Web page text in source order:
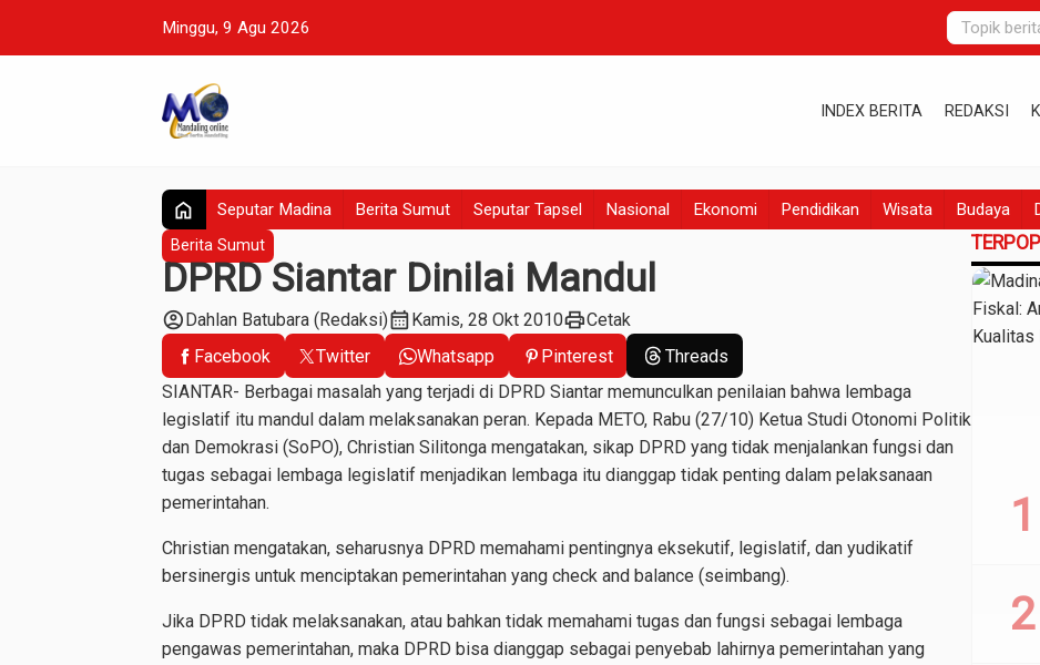
Minggu, 9 Agu 2026
INDEX BERITA REDAKSI
home Seputar Madina Berita Sumut Seputar Tapsel Nasional Ekonomi Pendidikan Wisata Budaya
Berita Sumut
DPRD Siantar Dinilai Mandul
account_circleDahlan Batubara (Redaksi)calendar_monthKamis, 28 Okt 2010printCetak
Facebook
Twitter Whatsapp Pinterest
Threads
SIANTAR- Berbagai masalah yang terjadi di DPRD Siantar memunculkan penilaian bahwa lembaga
legislatif itu mandul dalam melaksanakan peran. Kepada METO, Rabu (27/10) Ketua Studi Otonomi Politik
dan Demokrasi (SoPO), Christian Silitonga mengatakan, sikap DPRD yang tidak menjalankan fungsi dan
tugas sebagai lembaga legislatif menjadikan lembaga itu dianggap tidak penting dalam pelaksanaan
pemerintahan.
Christian mengatakan, seharusnya DPRD memahami pentingnya eksekutif, legislatif, dan yudikatif
bersinergis untuk menciptakan pemerintahan yang check and balance (seimbang).
Jika DPRD tidak melaksanakan, atau bahkan tidak memahami tugas dan fungsi sebagai lembaga
pengawas pemerintahan, maka DPRD bisa dianggap sebagai penyebab lahirnya pemerintahan yang